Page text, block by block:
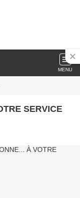
MENU
SERVICE